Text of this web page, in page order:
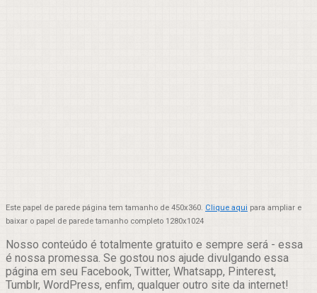
Este papel de parede página tem tamanho de 450x360. Clique aqui para ampliar e
baixar o papel de parede tamanho completo 1280x1024
Nosso conteúdo é totalmente gratuito e sempre será - essa
é nossa promessa. Se gostou nos ajude divulgando essa
página em seu Facebook, Twitter, Whatsapp, Pinterest,
Tumblr, WordPress, enfim, qualquer outro site da internet!